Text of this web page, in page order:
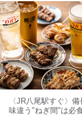
〈JR八尾駅すぐ〉
味違う"ねぎ間"は必食